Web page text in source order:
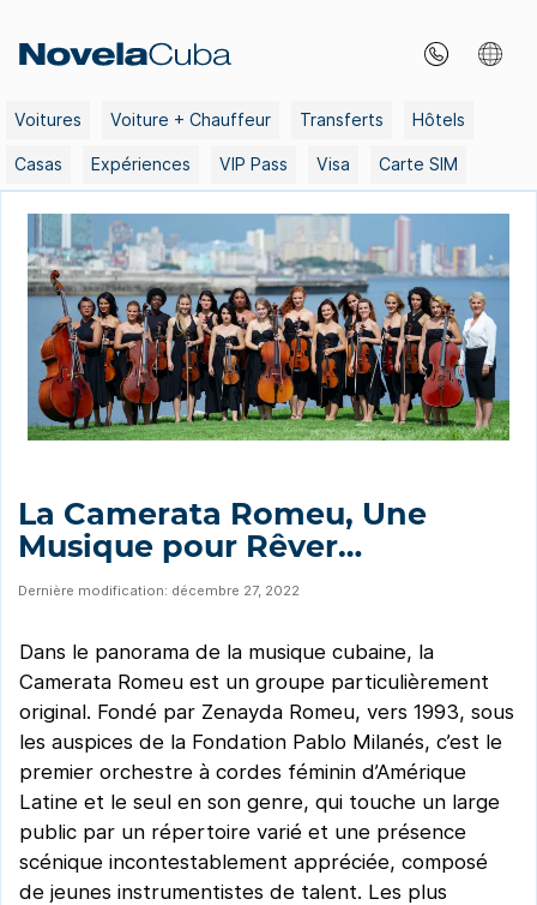
content
Voitures Voiture + Chauffeur Transferts Hôtels
Casas Expériences VIP Pass Visa Carte SIM
La Camerata Romeu, Une
Musique pour Rêver…
Dernière modification: décembre 27, 2022
Dans le panorama de la musique cubaine, la
Camerata Romeu est un groupe particulièrement
original. Fondé par Zenayda Romeu, vers 1993, sous
les auspices de la Fondation Pablo Milanés, c’est le
premier orchestre à cordes féminin d’Amérique
Latine et le seul en son genre, qui touche un large
public par un répertoire varié et une présence
scénique incontestablement appréciée, composé
de jeunes instrumentistes de talent. Les plus